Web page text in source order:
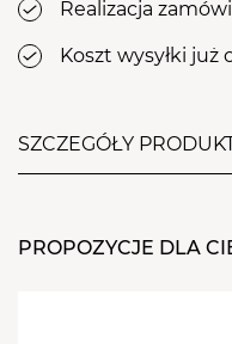
Realizacja
Koszt wysyłki już
SZCZEGÓŁY
właściwości nie
do nadawania
PROPOZYCJE DLA